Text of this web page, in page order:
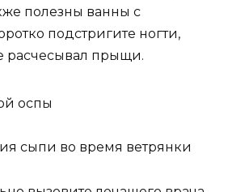
полезны ванны с
подстригите ногти,
расчесывал прыщи.
сыпи во время ветрянки